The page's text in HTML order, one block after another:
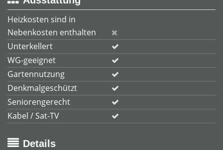
Heizkosten sind in
Nebenkosten enthalten
Unterkellert
WG-geeignet
Gartennutzung
Denkmalgeschützt
Seniorengerecht
Kabel / Sat-TV
Details